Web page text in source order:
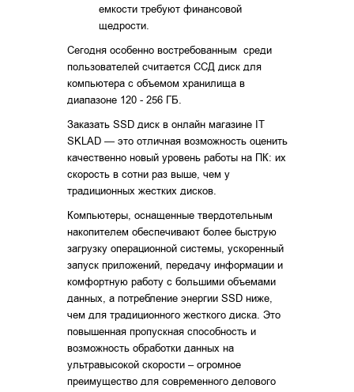
емкости требуют финансовой
щедрости.
Сегодня особенно востребованным среди
пользователей считается ССД диск для
компьютера с объемом хранилища в
диапазоне 120 - 256 ГБ.
Заказать SSD диск в онлайн магазине IT
SKLAD — это отличная возможность оценить
качественно новый уровень работы на ПК: их
скорость в сотни раз выше, чем у
традиционных жестких дисков.
Компьютеры, оснащенные твердотельным
накопителем обеспечивают более быструю
загрузку операционной системы, ускоренный
запуск приложений, передачу информации и
комфортную работу с большими объемами
данных, а потребление энергии SSD ниже,
чем для традиционного жесткого диска. Это
повышенная пропускная способность и
возможность обработки данных на
ультравысокой скорости – огромное
преимущество для современного делового